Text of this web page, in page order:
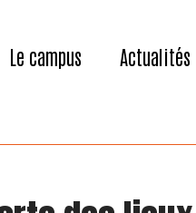
Le campus Actualités